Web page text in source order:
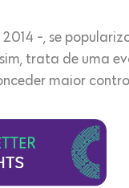
-, se
trata de uma
maior